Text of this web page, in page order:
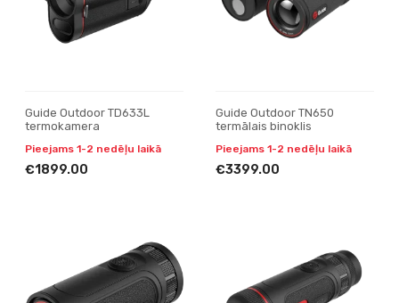
Guide Outdoor TD633L
termokamera
Pieejams 1-2 nedēļu laikā
€1899.00
Guide Outdoor TN650
termālais binoklis
Pieejams 1-2 nedēļu laikā
€3399.00